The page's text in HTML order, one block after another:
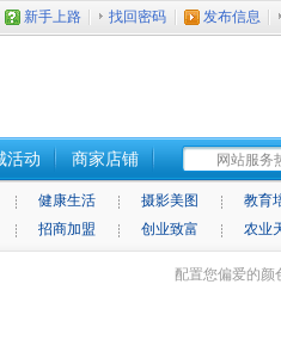
新手上路 找回密码 发布信息
活动 商家店铺 网站服务
健康生活 摄影美图 教育
招商加盟 创业致富 农业
配置您偏爱的颜